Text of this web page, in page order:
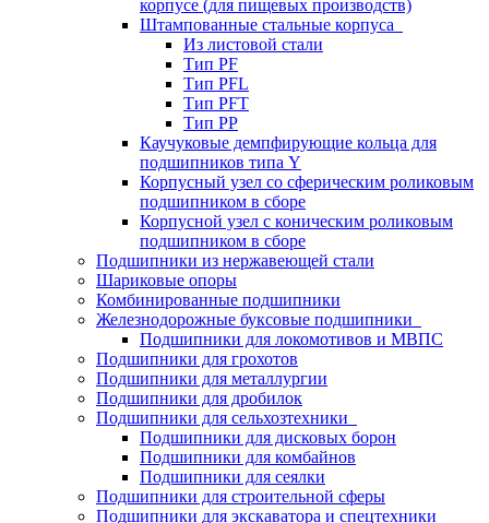
корпусе (для пищевых производств)
Штампованные стальные корпуса
Из листовой стали
Тип PF
Тип PFL
Тип PFT
Тип PP
Каучуковые демпфирующие кольца для
подшипников типа Y
Корпусный узел со сферическим роликовым
подшипником в сборе
Корпусной узел с коническим роликовым
подшипником в сборе
Подшипники из нержавеющей стали
Шариковые опоры
Комбинированные подшипники
Железнодорожные буксовые подшипники
Подшипники для локомотивов и МВПС
Подшипники для грохотов
Подшипники для металлургии
Подшипники для дробилок
Подшипники для сельхозтехники
Подшипники для дисковых борон
Подшипники для комбайнов
Подшипники для сеялки
Подшипники для строительной сферы
Подшипники для экскаватора и спецтехники